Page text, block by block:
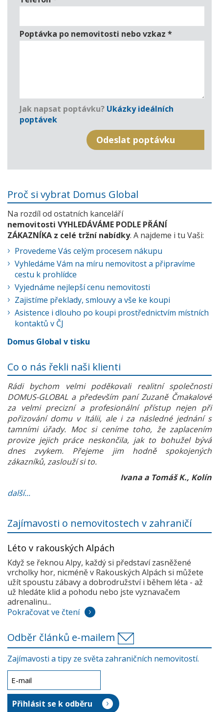
Poptávka po nemovitosti nebo vzkaz *
Jak napsat poptávku? Ukázky ideálních
poptávek
Proč si vybrat Domus Global
Na rozdíl od ostatních kanceláří
nemovitosti VYHLEDÁVÁME PODLE PŘÁNÍ
ZÁKAZNÍKA z celé tržní nabídky. A najdeme i tu Vaši:
Provedeme Vás celým procesem nákupu
Vyhledáme Vám na míru nemovitost a připravíme
cestu k prohlídce
Vyjednáme nejlepší cenu nemovitosti
Zajistíme překlady, smlouvy a vše ke koupi
Asistence i dlouho po koupi prostřednictvím místních
kontaktů v ČJ
Domus Global v tisku
Co o nás řekli naši klienti
Rádi bychom velmi poděkovali realitní společnosti
DOMUS-GLOBAL a především paní Zuzaně Čmakalové
za velmi precizní a profesionální přístup nejen při
pořizování domu v Itálii, ale i za následné jednání s
tamními úřady. Moc si ceníme toho, že zaplacením
provize jejich práce neskončila, jak to bohužel bývá
dnes zvykem. Přejeme jim hodně spokojených
zákazníků, zaslouží si to.
Ivana a Tomáš K., Kolín
další...
Zajímavosti o nemovitostech v zahraničí
Léto v rakouských Alpách
Když se řeknou Alpy, každý si představí zasněžené
vrcholky hor, nicméně v Rakouských Alpách si můžete
užít spoustu zábavy a dobrodružství i během léta - až
už hledáte klid a pohodu nebo jste vyznavačem
adrenalinu...
Pokračovat ve čtení
Odběr článků e-mailem
Zajímavosti a tipy ze světa zahraničních nemovitostí.